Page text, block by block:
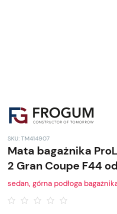
SKU: TM414907
Mata bagażnika
2 Gran Coupe F44
sedan, górna podłoga